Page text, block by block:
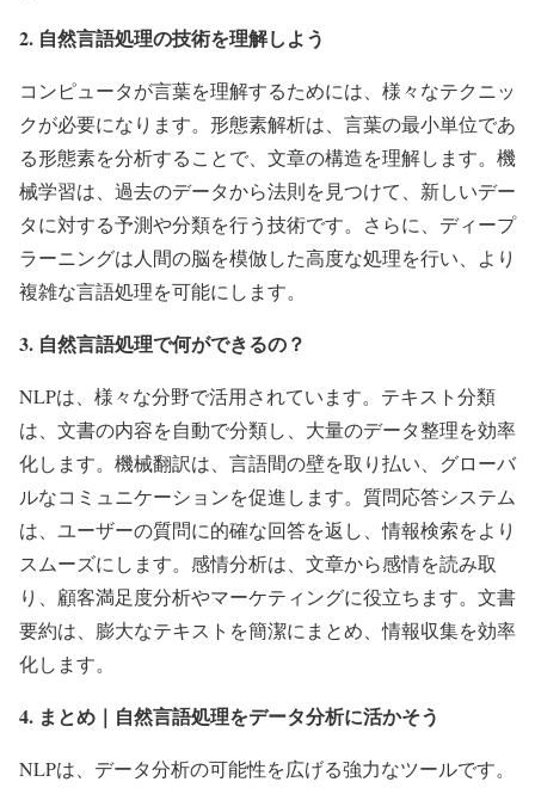
2. 自然言語処理の技術を理解しよう
コンピュータが言葉を理解するためには、様々なテクニッ
クが必要になります。形態素解析は、言葉の最小単位であ
る形態素を分析することで、文章の構造を理解します。機
械学習は、過去のデータから法則を見つけて、新しいデー
タに対する予測や分類を行う技術です。さらに、ディープ
ラーニングは人間の脳を模倣した高度な処理を行い、より
複雑な言語処理を可能にします。
3. 自然言語処理で何ができるの？
NLPは、様々な分野で活用されています。テキスト分類
は、文書の内容を自動で分類し、大量のデータ整理を効率
化します。機械翻訳は、言語間の壁を取り払い、グローバ
ルなコミュニケーションを促進します。質問応答システム
は、ユーザーの質問に的確な回答を返し、情報検索をより
スムーズにします。感情分析は、文章から感情を読み取
り、顧客満足度分析やマーケティングに役立ちます。文書
要約は、膨大なテキストを簡潔にまとめ、情報収集を効率
化します。
4. まとめ｜自然言語処理をデータ分析に活かそう
NLPは、データ分析の可能性を広げる強力なツールです。